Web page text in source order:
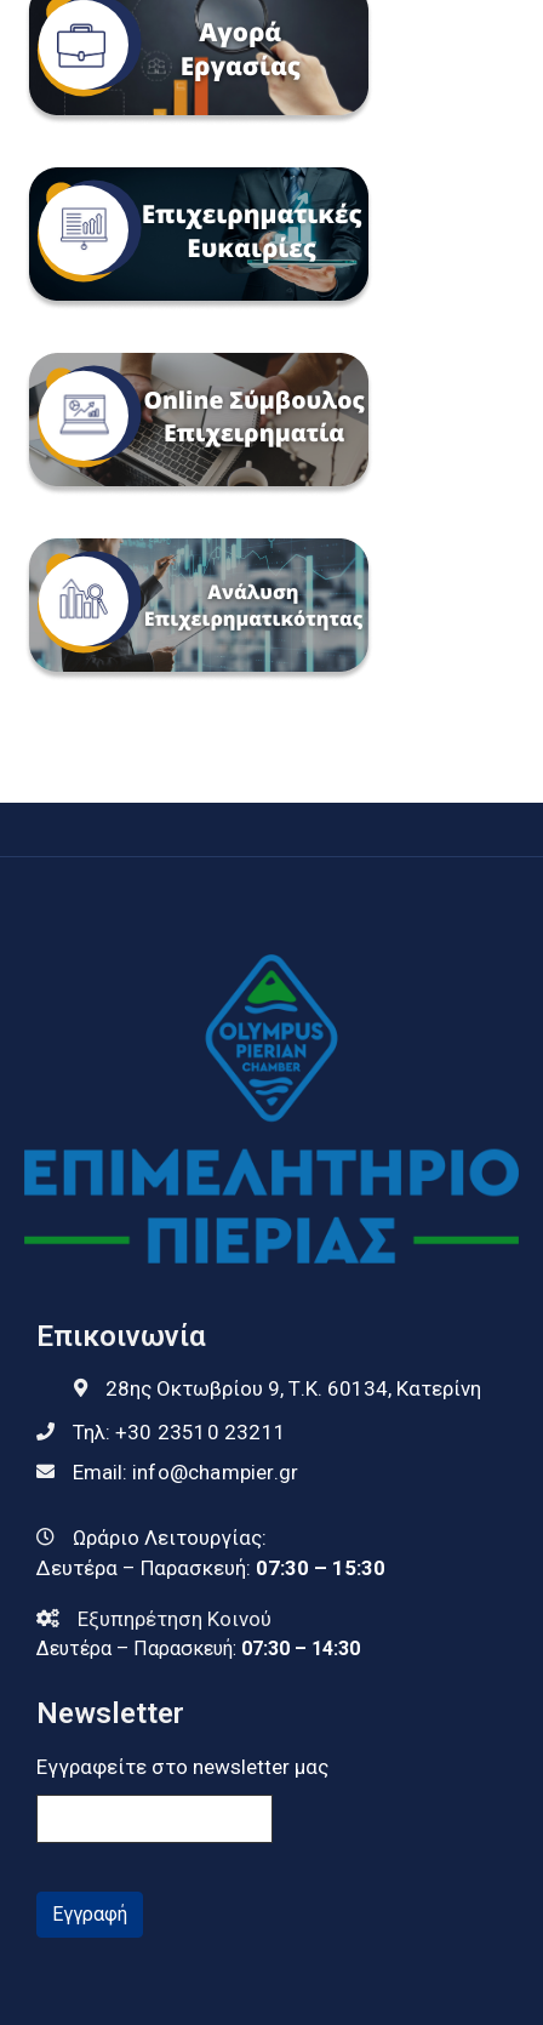
Επικοινωνία
28ης Οκτωβρίου 9, Τ.Κ. 60134, Κατερίνη
Τηλ: +30 23510 23211
Email: info@champier.gr
Ωράριο Λειτουργίας:
Δευτέρα – Παρασκευή: 07:30 – 15:30
Εξυπηρέτηση Κοινού
Δευτέρα – Παρασκευή: 07:30 – 14:30
Newsletter
Εγγραφείτε στο newsletter μας
Εγγραφή